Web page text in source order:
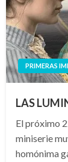
PRIMERAS
LAS
El próximo
miniserie
homónima